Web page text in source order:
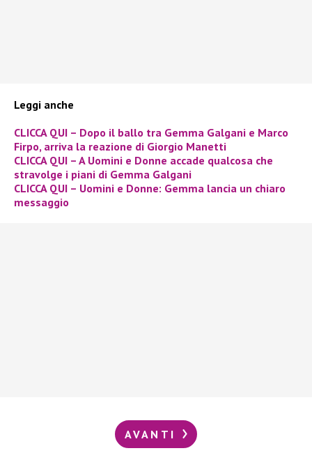
Leggi anche
CLICCA QUI – Dopo il ballo tra Gemma Galgani e Marco
Firpo, arriva la reazione di Giorgio Manetti
CLICCA QUI – A Uomini e Donne accade qualcosa che
stravolge i piani di Gemma Galgani
CLICCA QUI – Uomini e Donne: Gemma lancia un chiaro
messaggio
AVANTI